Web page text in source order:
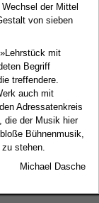
der Mittel
von sieben
mit
Begriff
treffendere.
auch mit
Adressatenkreis
die der Musik hier
Bühnenmusik,
stehen.
Michael Dasche